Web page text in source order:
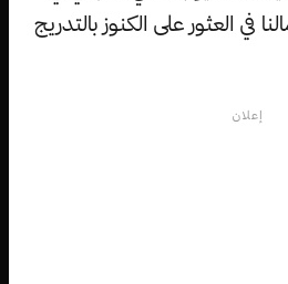
في العثور على الكنوز بالتدريج
إعلان